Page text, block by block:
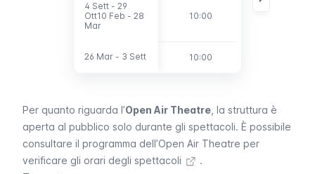
4 Sett - 29
Ott10 Feb - 28
Mar
26 Mar - 3 Sett
4 Sett - 29
Ott10 Feb - 28
Mar
10:00
26 Mar - 3 Sett 10:00
Per quanto riguarda l’Open Air Theatre , la struttura è
aperta al pubblico solo durante gli spettacoli. È possibile
consultare il programma dell’Open Air Theatre per
verificare gli orari degli spettacoli
.